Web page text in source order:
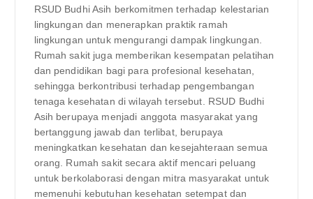
RSUD Budhi Asih berkomitmen terhadap kelestarian
lingkungan dan menerapkan praktik ramah
lingkungan untuk mengurangi dampak lingkungan.
Rumah sakit juga memberikan kesempatan pelatihan
dan pendidikan bagi para profesional kesehatan,
sehingga berkontribusi terhadap pengembangan
tenaga kesehatan di wilayah tersebut. RSUD Budhi
Asih berupaya menjadi anggota masyarakat yang
bertanggung jawab dan terlibat, berupaya
meningkatkan kesehatan dan kesejahteraan semua
orang. Rumah sakit secara aktif mencari peluang
untuk berkolaborasi dengan mitra masyarakat untuk
memenuhi kebutuhan kesehatan setempat dan